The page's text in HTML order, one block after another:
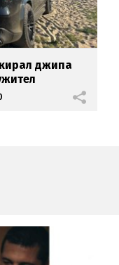
джипа